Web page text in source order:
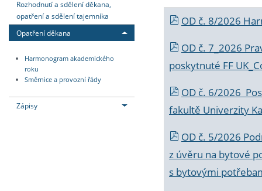
Rozhodnutí a sdělení děkana,
opatření a sdělení tajemníka
Opatření děkana
Harmonogram akademického
roku
Směrnice a provozní řády
Zápisy
OD č. 8/2026
OD č. 7_2026
poskytnuté FF
OD č. 6/2026
fakultě Univerzity
OD č. 5/2026
z úvěru na bytové
s bytovými